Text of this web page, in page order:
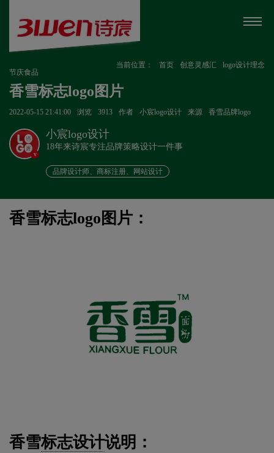
当前位置： 首页 创意灵感汇
logo设计理念
节庆食品
香雪标志logo图片
2022-05-15 21:41:00 浏览 3913 作者 小宸logo设计 来源 香雪品牌logo
v
小宸logo设计
18年来诗宸专注品牌策略设计一件事
品牌设计师、商标注册、网站设计
香雪标志logo图片：
香雪标志设计说明：